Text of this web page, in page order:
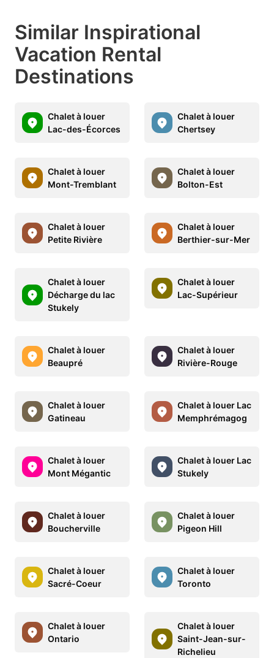
Similar Inspirational
Vacation Rental
Destinations
Chalet à louer
Lac-des-Écorces
Chalet à louer
Chertsey
Chalet à louer
Mont-Tremblant
Chalet à louer
Bolton-Est
Chalet à louer
Petite Rivière
Chalet à louer
Berthier-sur-Mer
Chalet à louer
Décharge du lac
Stukely
Chalet à louer
Lac-Supérieur
Chalet à louer
Beaupré
Chalet à louer
Rivière-Rouge
Chalet à louer
Gatineau
Chalet à louer Lac
Memphrémagog
Chalet à louer
Mont Mégantic
Chalet à louer Lac
Stukely
Chalet à louer
Boucherville
Chalet à louer
Pigeon Hill
Chalet à louer
Sacré-Coeur
Chalet à louer
Toronto
Chalet à louer
Ontario
Chalet à louer
Saint-Jean-sur-
Richelieu